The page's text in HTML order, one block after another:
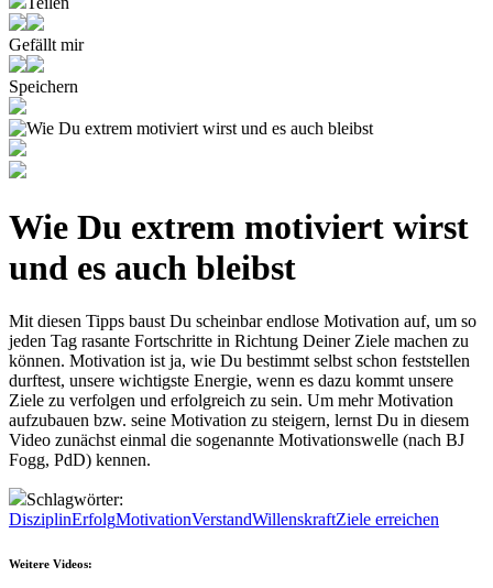
Gefällt mir
Speichern
Wie Du extrem motiviert wirst
und es auch bleibst
Mit diesen Tipps baust Du scheinbar endlose Motivation auf, um so
jeden Tag rasante Fortschritte in Richtung Deiner Ziele machen zu
können. Motivation ist ja, wie Du bestimmt selbst schon feststellen
durftest, unsere wichtigste Energie, wenn es dazu kommt unsere
Ziele zu verfolgen und erfolgreich zu sein. Um mehr Motivation
aufzubauen bzw. seine Motivation zu steigern, lernst Du in diesem
Video zunächst einmal die sogenannte Motivationswelle (nach BJ
Fogg, PdD) kennen.
Schlagwörter:
DisziplinErfolgMotivationVerstandWillenskraftZiele erreichen
Weitere Videos: